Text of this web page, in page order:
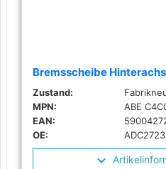
Bremsscheibe
Zustand:
MPN:
ABE
EAN:
OE: